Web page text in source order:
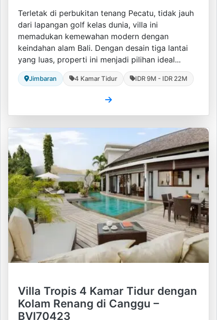
Terletak di perbukitan tenang Pecatu, tidak jauh
dari lapangan golf kelas dunia, villa ini
memadukan kemewahan modern dengan
keindahan alam Bali. Dengan desain tiga lantai
yang luas, properti ini menjadi pilihan ideal...
Jimbaran 4 Kamar Tidur IDR 9M - IDR 22M
Villa Tropis 4 Kamar Tidur dengan
Kolam Renang di Canggu –
BVI70423